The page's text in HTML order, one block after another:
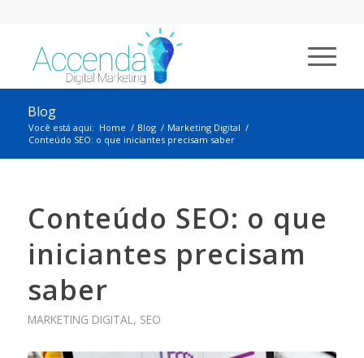
Blog
Você está aqui: Home / Blog / Marketing Digital /
Conteúdo SEO: o que iniciantes precisam saber
Conteúdo SEO: o que
iniciantes precisam
saber
MARKETING DIGITAL, SEO